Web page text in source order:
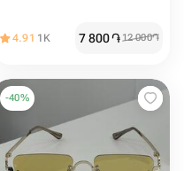
4.91 1K 7 800֏12 000֏
-40%